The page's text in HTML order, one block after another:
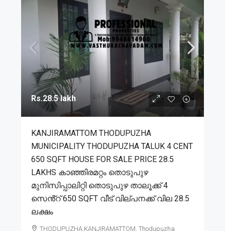
Rs.28.5 lakh
KANJIRAMATTOM THODUPUZHA
MUNICIPALITY THODUPUZHA TALUK 4 CENT
650 SQFT HOUSE FOR SALE PRICE 28.5
LAKHS കാഞ്ഞിരമറ്റം തൊടുപുഴ
മുനിസിപ്പാലിറ്റി തൊടുപുഴ താലൂക്ക് 4
സെൻ്റ് 650 SQFT വീട് വില്പനക്ക് വില 28.5
ലക്ഷം
THODUPUZHA,KANJIRAMATTOM, Thodupuzha